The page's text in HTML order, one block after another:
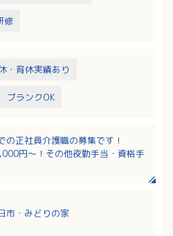
修
・育休実績あり
ブランクOK
の正社員介護職の募集です！
円～！その他夜勤手当・資格手
市・みどりの家